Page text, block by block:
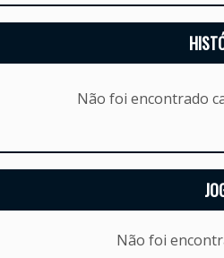
Não foi encontrado
Não foi